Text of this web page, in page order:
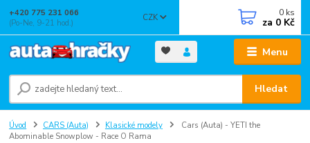
Menu
CZK
Hledat
+420 775 231 066
(Po-Ne, 9-21 hod.)
0 ks
za 0 Kč
Úvod CARS (Auta) Klasické modely
Cars (Auta) - YETI the
Abominable Snowplow - Race O Rama